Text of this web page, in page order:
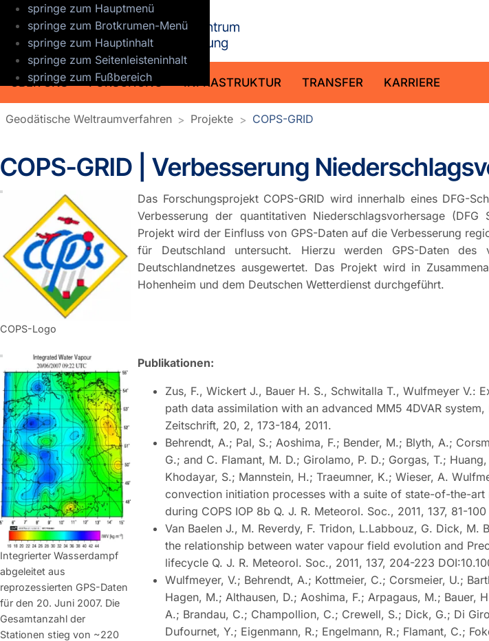
springe zum Hauptmenü
springe zum Brotkrumen-Menü
springe zum Hauptinhalt
springe zum Seitenleisteninhalt
springe zum Fußbereich
ÜBER UNS FORSCHUNG INFRASTRUKTUR TRANSFER KARRIERE
Geodätische Weltraumverfahren Projekte COPS-GRID
COPS-GRID | Verbesserung
COPS-Logo
Das Forschungsprojekt COPS-GRID wird innerhalb eines DFG-
Verbesserung der quantitativen Niederschlagsvorhersage (DFG
Projekt wird der Einfluss von GPS-Daten auf die Verbesserung
für Deutschland untersucht. Hierzu werden GPS-Daten des
Deutschlandnetzes ausgewertet. Das Projekt wird in
Hohenheim und dem Deutschen Wetterdienst durchgeführt.
Integrierter Wasserdampf
abgeleitet aus
reprozessierten GPS-Daten
für den 20. Juni 2007. Die
Gesamtanzahl der
Stationen stieg von ~220
Publikationen:
Zus, F., Wickert J., Bauer H. S., Schwitalla T., Wulfmeyer V.:
path data assimilation with an advanced MM5 4DVAR
Zeitschrift, 20, 2, 173-184, 2011.
Behrendt, A.; Pal, S.; Aoshima, F.; Bender, M.; Blyth, A.;
G.; and C. Flamant, M. D.; Girolamo, P. D.; Gorgas, T.;
Khodayar, S.; Mannstein, H.; Traeumner, K.; Wieser, A.
convection initiation processes with a suite of state-of-the-art
during COPS IOP 8b Q. J. R. Meteorol. Soc., 2011, 137, 81-
Van Baelen J., M. Reverdy, F. Tridon, L.Labbouz, G. Dick, M.
the relationship between water vapour field evolution and
lifecycle Q. J. R. Meteorol. Soc., 2011, 137, 204-223
Wulfmeyer, V.; Behrendt, A.; Kottmeier, C.; Corsmeier, U.;
Hagen, M.; Althausen, D.; Aoshima, F.; Arpagaus, M.; Bauer,
A.; Brandau, C.; Champollion, C.; Crewell, S.; Dick, G.; Di
Dufournet, Y.; Eigenmann, R.; Engelmann, R.; Flamant, C.;